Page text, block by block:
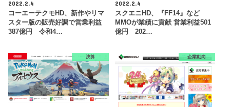
2022.2.4
コーエーテクモHD、新作やリマ
スター版の販売好調で営業利益
387億円 令和4…
2022.2.4
スクエニHD、『FF14』など
MMOが業績に貢献 営業利益501
億円 202…
決算 企業動向